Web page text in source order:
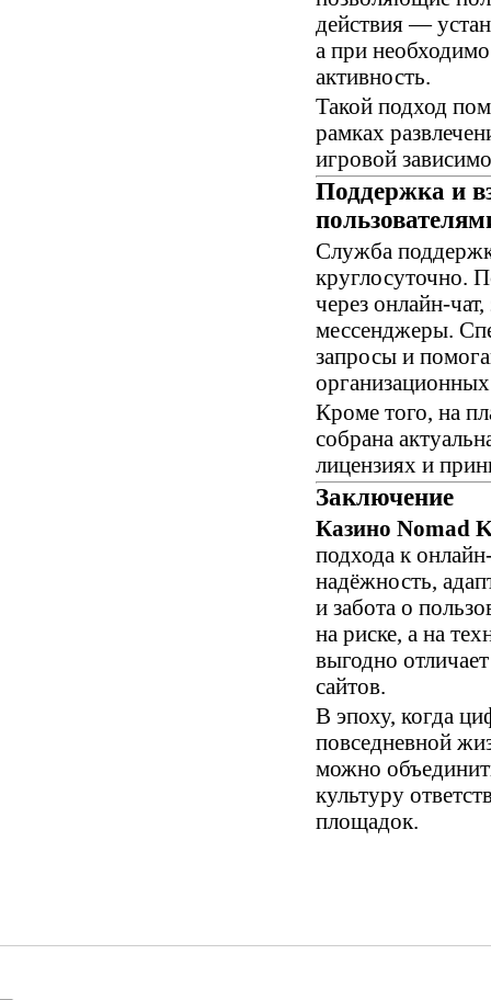
действия —
а при
активность.
Такой подход
рамках
игровой
Поддержка и
Служба
круглосуточно.
через онлайн-
мессенджеры.
запросы и
Кроме того, на
собрана
лицензиях и
Заключение
Казино Nomad
подхода к
надёжность,
и забота о
на риске, а на
выгодно
сайтов.
В эпоху, когда
повседневной
можно
культуру
площадок.